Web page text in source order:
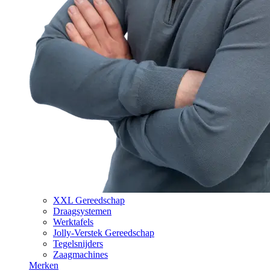
XXL Gereedschap
Draagsystemen
Werktafels
Jolly-Verstek Gereedschap
Tegelsnijders
Zaagmachines
Merken